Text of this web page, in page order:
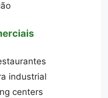
industrial
centers